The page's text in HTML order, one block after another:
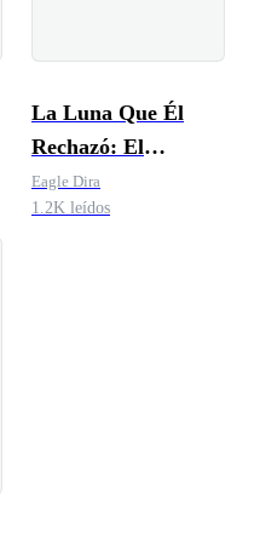
La Luna Que Él
Rechazó: El
Arrepentimiento de
un Alfa
Eagle Dira
1.2K leídos